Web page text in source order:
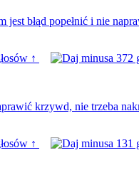
jest błąd popełnić i nie
↑
372
krzywd, nie trzeba
↑
131